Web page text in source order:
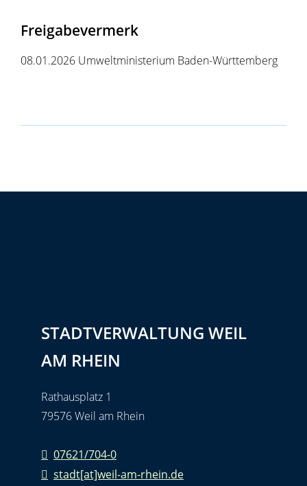
Freigabevermerk
08.01.2026 Umweltministerium Baden-Württemberg
STADTVERWALTUNG WEIL
AM RHEIN
Rathausplatz 1
79576 Weil am Rhein
07621/704-0
stadt[at]weil-am-rhein.de